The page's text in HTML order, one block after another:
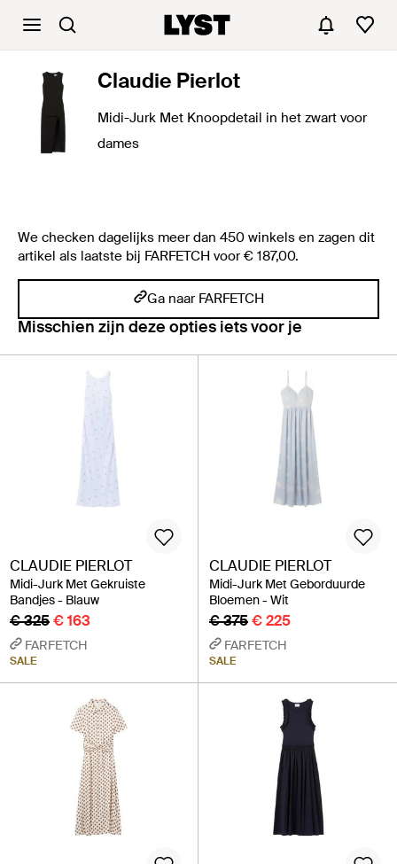
Claudie Pierlot
Midi-Jurk Met Knoopdetail in het zwart voor
dames
We checken dagelijks meer dan 450 winkels en zagen dit
artikel als laatste bij FARFETCH voor € 187,00.
Ga naar FARFETCH
Misschien zijn deze opties iets voor je
CLAUDIE PIERLOT
Midi-Jurk Met Gekruiste
Bandjes - Blauw
€ 325€ 163
FARFETCH
SALE
CLAUDIE PIERLOT
Midi-Jurk Met Geborduurde
Bloemen - Wit
€ 375€ 225
FARFETCH
SALE